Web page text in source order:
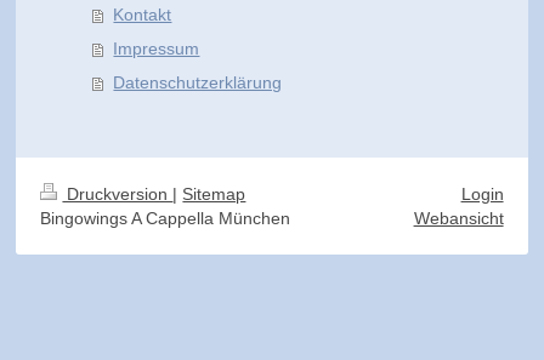
Kontakt
Impressum
Datenschutzerklärung
Druckversion | Sitemap
Bingowings A Cappella München
Login
Webansicht